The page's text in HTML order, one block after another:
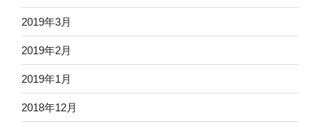
2019年3月
2019年2月
2019年1月
2018年12月